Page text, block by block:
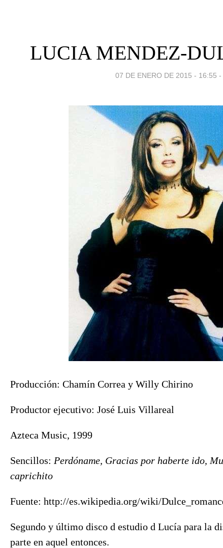
LUCIA MENDEZ-
07 DE ENERO DE 2015 - 16:55 -
Producción: Chamín Correa y Willy Chirino
Productor ejecutivo: José Luis Villareal
Azteca Music, 1999
Sencillos: Perdóname, Gracias por haberte ido,
caprichito
Fuente: http://es.wikipedia.org/wiki/
Segundo y último disco d estudio d Lucía para la
parte en aquel entonces.